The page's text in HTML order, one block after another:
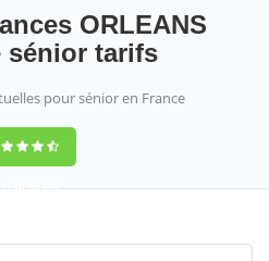
ORLEANS
sénior tarifs
pour sénior en France
(100%)452